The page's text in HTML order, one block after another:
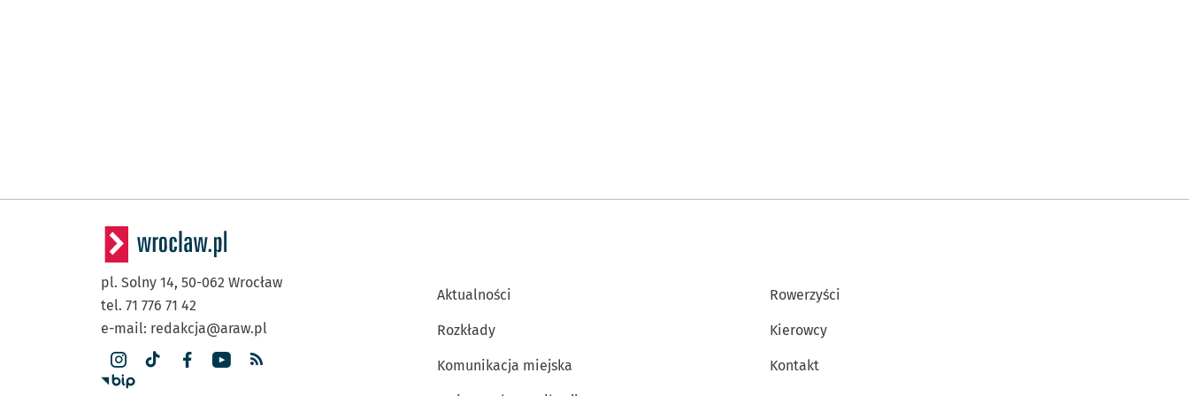
pl. Solny 14, 50-062 Wrocław
tel. 71 776 71 42
e-mail: redakcja@araw.pl
Aktualności
Rozkłady
Komunikacja miejska
Rowerzyści
Kierowcy
Kontakt